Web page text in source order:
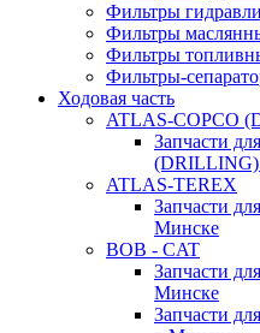
Фильтры
Фильтры
Фильтры
Фильтры-
Ходовая часть
ATLAS-COPCO
Запчасти
ATLAS-TEREX
Запчасти
Минске
BOB - CAT
Запчасти
Минске
Запчасти